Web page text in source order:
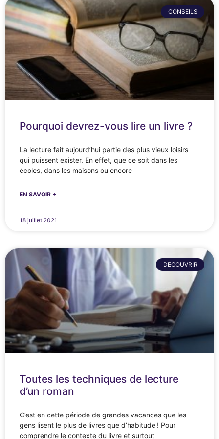
CONSEILS
Pourquoi devrez-vous lire un livre ?
La lecture fait aujourd’hui partie des plus vieux loisirs
qui puissent exister. En effet, que ce soit dans les
écoles, dans les maisons ou encore
EN SAVOIR +
18 juillet 2021
DECOUVRIR
Toutes les techniques de lecture
d’un roman
C’est en cette période de grandes vacances que les
gens lisent le plus de livres que d’habitude ! Pour
comprendre le contexte du livre et surtout